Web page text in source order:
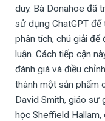
duy. Bà Donahoe đã
sử dụng ChatGPT để
phân tích, chú giải
luận. Cách tiếp cận
đánh giá và điều
thành một sản phẩm
David Smith, giáo sư
học Sheffield